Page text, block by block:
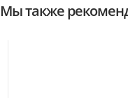
Мы также